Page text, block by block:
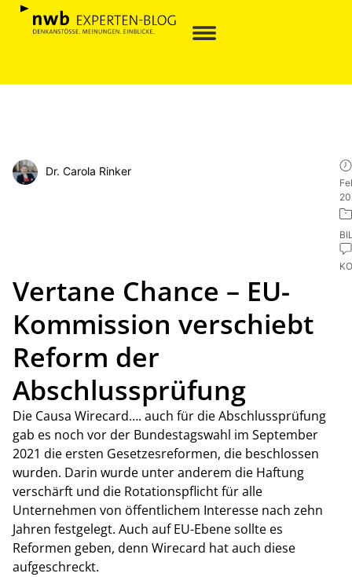
Dr. Carola Rinker
Vertane Chance – EU-
Kommission verschiebt
Reform der
Abschlussprüfung
Die Causa Wirecard…. auch für die Abschlussprüfung
gab es noch vor der Bundestagswahl im September
2021 die ersten Gesetzesreformen, die beschlossen
wurden. Darin wurde unter anderem die Haftung
verschärft und die Rotationspflicht für alle
Unternehmen von öffentlichem Interesse nach zehn
Jahren festgelegt. Auch auf EU-Ebene sollte es
Reformen geben, denn Wirecard hat auch diese
aufgeschreckt.